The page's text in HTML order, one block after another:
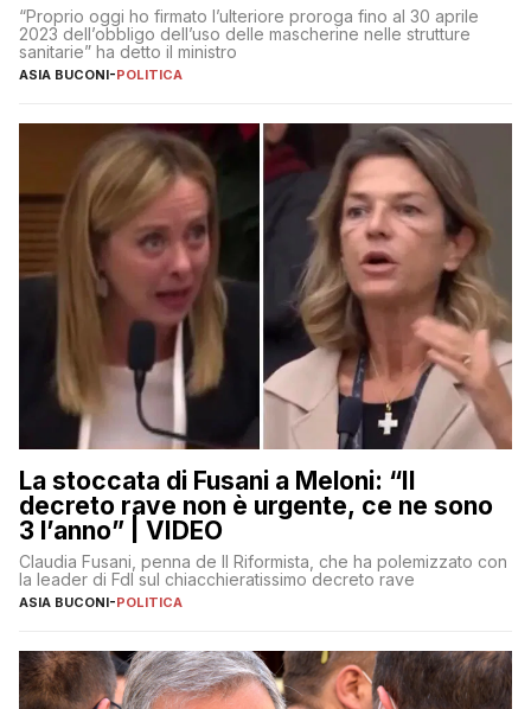
“Proprio oggi ho firmato l’ulteriore proroga fino al 30 aprile
2023 dell’obbligo dell’uso delle mascherine nelle strutture
sanitarie” ha detto il ministro
ASIA BUCONI-POLITICA
La stoccata di Fusani a Meloni: “Il
decreto rave non è urgente, ce ne sono
3 l’anno” | VIDEO
Claudia Fusani, penna de Il Riformista, che ha polemizzato con
la leader di FdI sul chiacchieratissimo decreto rave
ASIA BUCONI-POLITICA